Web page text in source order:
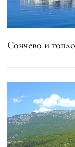
Сончево и топло